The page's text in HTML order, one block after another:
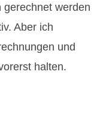
gerechnet werden
Aber ich
und
halten.